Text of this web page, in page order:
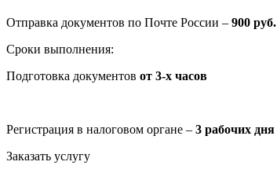
Отправка документов по Почте России – 900 руб.
Сроки выполнения:
Подготовка документов от 3-х часов
Регистрация в налоговом органе – 3 рабочих дня
Заказать услугу